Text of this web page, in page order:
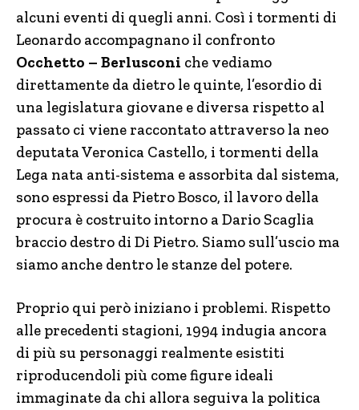
alcuni eventi di quegli anni. Così i tormenti di
Leonardo accompagnano il confronto
Occhetto – Berlusconi che vediamo
direttamente da dietro le quinte, l’esordio di
una legislatura giovane e diversa rispetto al
passato ci viene raccontato attraverso la neo
deputata Veronica Castello, i tormenti della
Lega nata anti-sistema e assorbita dal sistema,
sono espressi da Pietro Bosco, il lavoro della
procura è costruito intorno a Dario Scaglia
braccio destro di Di Pietro. Siamo sull’uscio ma
siamo anche dentro le stanze del potere.
Proprio qui però iniziano i problemi. Rispetto
alle precedenti stagioni, 1994 indugia ancora
di più su personaggi realmente esistiti
riproducendoli più come figure ideali
immaginate da chi allora seguiva la politica